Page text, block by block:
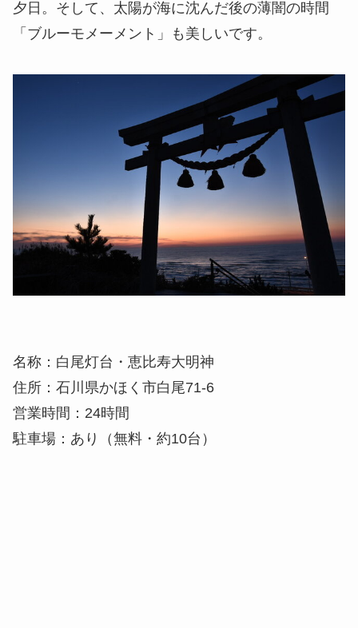
夕日。そして、太陽が海に沈んだ後の薄闇の時間
「ブルーモメーメント」も美しいです。
名称：白尾灯台・恵比寿大明神
住所：石川県かほく市白尾71-6
営業時間：24時間
駐車場：あり（無料・約10台）